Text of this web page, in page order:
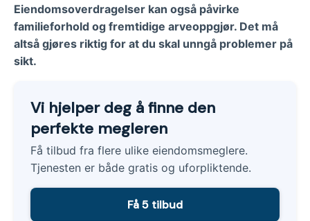
Eiendomsoverdragelser kan også påvirke
familieforhold og fremtidige arveoppgjør. Det må
altså gjøres riktig for at du skal unngå problemer på
sikt.
Vi hjelper deg å finne den
perfekte megleren
Få tilbud fra flere ulike eiendomsmeglere.
Tjenesten er både gratis og uforpliktende.
Få 5 tilbud